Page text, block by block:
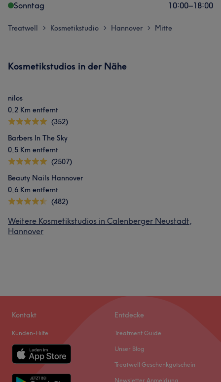
Sonntag
10:00–18:00
Treatwell > Kosmetikstudio > Hannover > Mitte
Kosmetikstudios in der Nähe
nilos
0,2 Km entfernt
(352)
Barbers In The Sky
0,5 Km entfernt
(2507)
Beauty Nails Hannover
0,6 Km entfernt
(482)
Weitere Kosmetikstudios in Calenberger Neustadt,
Hannover
Kontakt
Kunden-Hilfe
Entdecke
Treatment Guide
Unser Blog
Treatwell Geschenkgutschein
Newsletter Anmeldung